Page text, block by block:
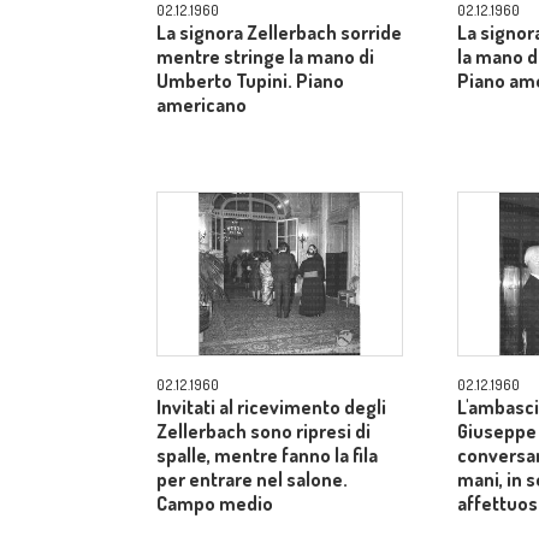
02.12.1960
La signora Zellerbach sorride
mentre stringe la mano di
Umberto Tupini. Piano
americano
02.12.1960
La
la mano
Piano
02.12.1960
Invitati al ricevimento degli
Zellerbach sono ripresi di
spalle, mentre fanno la fila
per entrare nel salone.
Campo medio
02.12.1960
mani, in